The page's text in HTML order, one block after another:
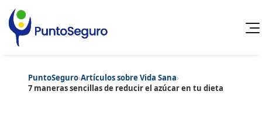
Cancelar
PuntoSeguro›Artículos sobre Vida Sana›
7 maneras sencillas de reducir el azúcar en tu dieta